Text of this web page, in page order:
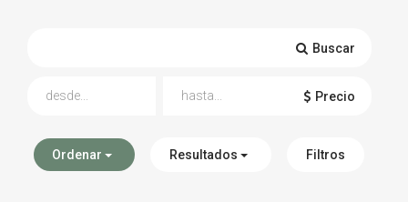
Buscar
Precio
Ordenar Resultados Filtros